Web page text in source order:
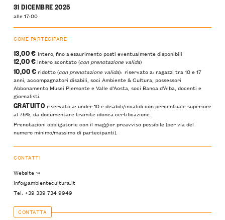
31 DICEMBRE 2025
alle 17:00
COME PARTECIPARE
13,00 € Intero, fino a esaurimento posti eventualmente disponibili
12,00 € Intero scontato (con prenotazione valida)
10,00 €ridotto (con prenotazione valida): riservato a: ragazzi tra 10 e 17
anni, accompagnatori disabili, soci Ambiente & Cultura, possessori
Abbonamento Musei Piemonte e Valle d’Aosta, soci Banca d’Alba, docenti e
giornalisti.
GRATUITO riservato a: under 10 e disabili/invalidi con percentuale superiore
al 75%, da documentare tramite idonea certificazione.
Prenotazioni obbligatorie con il maggior preavviso possibile (per via del
numero minimo/massimo di partecipanti).
CONTATTI
Website ↝
Info@ambientecultura.it
Tel: +39 339 734 9949
CONTATTA